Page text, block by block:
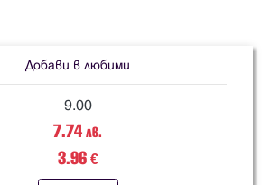
Добави в любими
9.00
7.74 лв.
3.96€